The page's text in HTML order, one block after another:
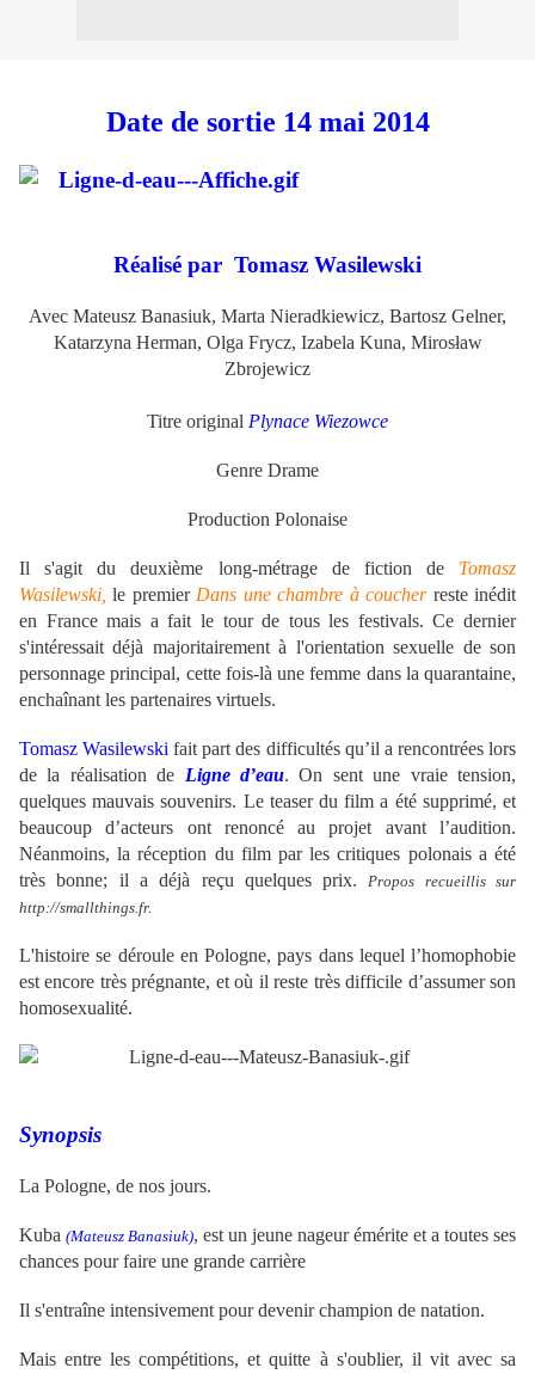
Date de sortie 14 mai 2014
Réalisé par Tomasz Wasilewski
Avec Mateusz Banasiuk, Marta Nieradkiewicz, Bartosz Gelner,
Katarzyna Herman, Olga Frycz, Izabela Kuna, Mirosław
Zbrojewicz
Titre original Plynace Wiezowce
Genre Drame
Production Polonaise
Il s'agit du deuxième long-métrage de fiction de Tomasz
Wasilewski, le premier Dans une chambre à coucherreste inédit
en France mais a fait le tour de tous les festivals. Ce dernier
s'intéressait déjà majoritairement à l'orientation sexuelle de son
personnage principal, cette fois-là une femme dans la quarantaine,
enchaînant les partenaires virtuels.
Tomasz Wasilewski fait part des difficultés qu’il a rencontrées lors
de la réalisation de Ligne d’eau. On sent une vraie tension,
quelques mauvais souvenirs. Le teaser du film a été supprimé, et
beaucoup d’acteurs ont renoncé au projet avant l’audition.
Néanmoins, la réception du film par les critiques polonais a été
très bonne; il a déjà reçu quelques prix. Propos recueillis sur
http://smallthings.fr.
L'histoire se déroule en Pologne, pays dans lequel l’homophobie
est encore très prégnante, et où il reste très difficile d’assumer son
homosexualité.
Synopsis
La Pologne, de nos jours.
Kuba (Mateusz Banasiuk), est un jeune nageur émérite et a toutes ses
chances pour faire une grande carrière
Il s'entraîne intensivement pour devenir champion de natation.
Mais entre les compétitions, et quitte à s'oublier, il vit avec sa